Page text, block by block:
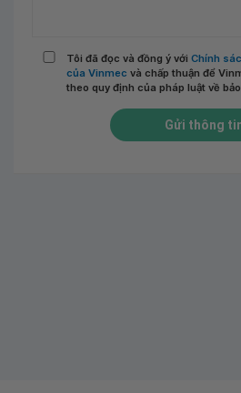
Tôi đã đọc và đồng ý với Chính
của Vinmec và chấp thuận để
theo quy định của pháp luật về bảo
Gửi thông